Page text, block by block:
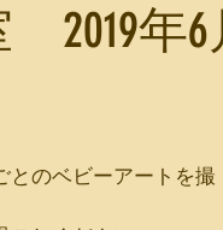
年6
とのベビーアートを撮